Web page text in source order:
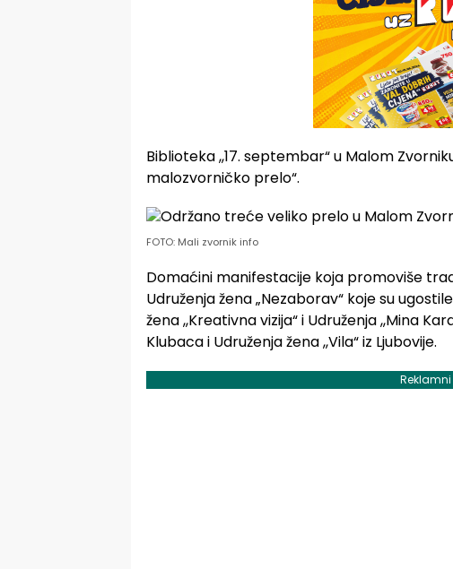
Biblioteka ,,17. septembar“ u Malom
malozvorničko prelo“.
FOTO: Mali zvornik info
Domaćini manifestacije koja promoviše
Udruženja žena „Nezaborav“ koje su
žena ,,Kreativna vizija“ i Udruženja ,,Mina
Klubaca i Udruženja žena ,,Vila“ iz Ljubovije.